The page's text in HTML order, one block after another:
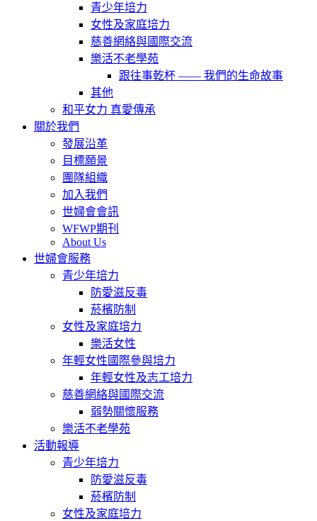
青少年培力
女性及家庭培力
慈善網絡與國際交流
樂活不老學苑
跟往事乾杯 —— 我們的生命故事
其他
和平女力 真愛傳承
關於我們
發展沿革
目標願景
團隊組織
加入我們
世婦會會訊
WFWP期刊
About Us
世婦會服務
青少年培力
防愛滋反毒
菸檳防制
女性及家庭培力
樂活女性
年輕女性國際參與培力
年輕女性及志工培力
慈善網絡與國際交流
弱勢關懷服務
樂活不老學苑
活動報導
青少年培力
防愛滋反毒
菸檳防制
女性及家庭培力